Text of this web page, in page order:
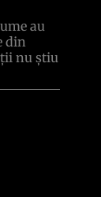
au
din
nu știu